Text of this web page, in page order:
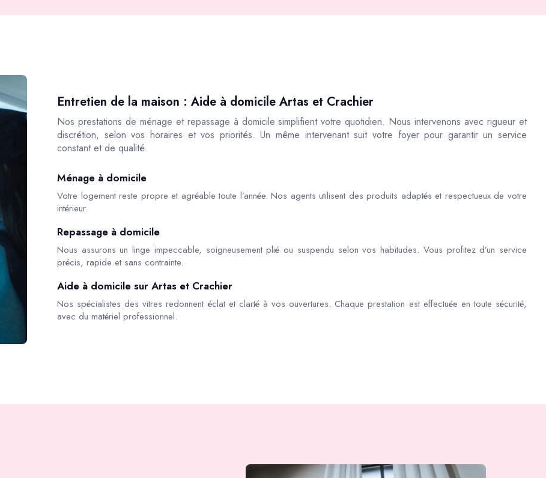
Entretien de la maison : Aide à domicile Artas et Crachier
Nos prestations de ménage et repassage à domicile simplifient votre quotidien. Nous intervenons avec rigueur et
discrétion, selon vos horaires et vos priorités. Un même intervenant suit votre foyer pour garantir un service
constant et de qualité.
Ménage à domicile
Votre logement reste propre et agréable toute l’année. Nos agents utilisent des produits adaptés et respectueux de votre
intérieur.
Repassage à domicile
Nous assurons un linge impeccable, soigneusement plié ou suspendu selon vos habitudes. Vous profitez d’un service
précis, rapide et sans contrainte.
Aide à domicile sur Artas et Crachier
Nos spécialistes des vitres redonnent éclat et clarté à vos ouvertures. Chaque prestation est effectuée en toute sécurité,
avec du matériel professionnel.